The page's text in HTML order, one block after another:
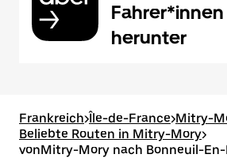
Fahrer*innen
herunter
Frankreich>Île-de-France>Mitry-
Beliebte Routen in Mitry-Mory>
vonMitry-Mory nach Bonneuil-